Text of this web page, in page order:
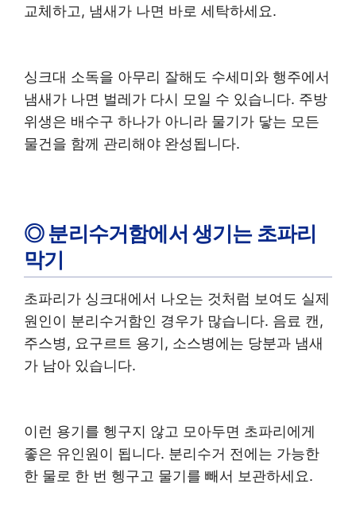
교체하고, 냄새가 나면 바로 세탁하세요.
싱크대 소독을 아무리 잘해도 수세미와 행주에서
냄새가 나면 벌레가 다시 모일 수 있습니다. 주방
위생은 배수구 하나가 아니라 물기가 닿는 모든
물건을 함께 관리해야 완성됩니다.
◎ 분리수거함에서 생기는 초파리
막기
초파리가 싱크대에서 나오는 것처럼 보여도 실제
원인이 분리수거함인 경우가 많습니다. 음료 캔,
주스병, 요구르트 용기, 소스병에는 당분과 냄새
가 남아 있습니다.
이런 용기를 헹구지 않고 모아두면 초파리에게
좋은 유인원이 됩니다. 분리수거 전에는 가능한
한 물로 한 번 헹구고 물기를 빼서 보관하세요.